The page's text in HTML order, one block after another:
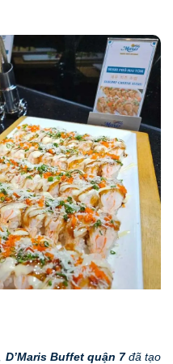
D’Maris Buffet quận 7đã tạo